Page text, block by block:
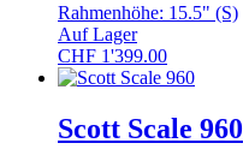
Rahmenhöhe: 15.5" (S)
Auf Lager
CHF 1'399.00
Scott Scale 960